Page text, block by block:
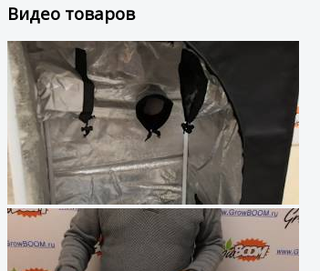
Видео товаров